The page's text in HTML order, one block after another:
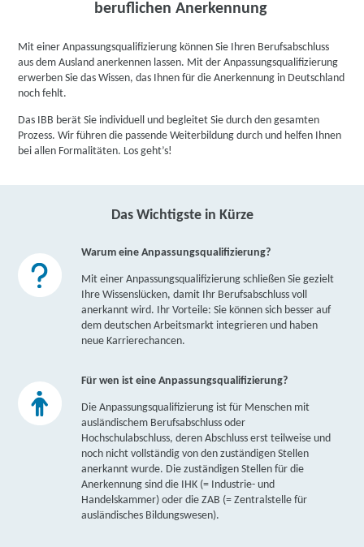
beruflichen Anerkennung
Mit einer Anpassungsqualifizierung können Sie Ihren Berufsabschluss
aus dem Ausland anerkennen lassen. Mit der Anpassungsqualifizierung
erwerben Sie das Wissen, das Ihnen für die Anerkennung in Deutschland
noch fehlt.
Das IBB berät Sie individuell und begleitet Sie durch den gesamten
Prozess. Wir führen die passende Weiterbildung durch und helfen Ihnen
bei allen Formalitäten. Los geht’s!
Das Wichtigste in Kürze
Warum eine Anpassungsqualifizierung?
Mit einer Anpassungsqualifizierung schließen Sie gezielt
Ihre Wissenslücken, damit Ihr Berufsabschluss voll
anerkannt wird. Ihr Vorteile: Sie können sich besser auf
dem deutschen Arbeitsmarkt integrieren und haben
neue Karrierechancen.
Für wen ist eine Anpassungsqualifizierung?
Die Anpassungsqualifizierung ist für Menschen mit
ausländischem Berufsabschluss oder
Hochschulabschluss, deren Abschluss erst teilweise und
noch nicht vollständig von den zuständigen Stellen
anerkannt wurde. Die zuständigen Stellen für die
Anerkennung sind die IHK (= Industrie- und
Handelskammer) oder die ZAB (= Zentralstelle für
ausländisches Bildungswesen).